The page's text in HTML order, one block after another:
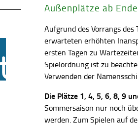
Außenplätze ab
Aufgrund des Vorrangs
erwarteten erhöhten
ersten Tagen zu
Spielordnung ist zu
Verwenden der
Die Plätze 1, 4, 5, 6, 8, 9
Sommersaison nur noch
werden. Zum Spielen auf